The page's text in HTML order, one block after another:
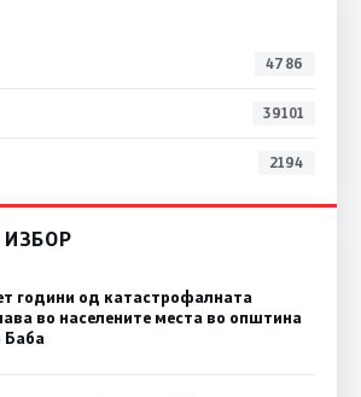
4786
39101
2194
години од катастрофалната
во населените места во општина
Баба